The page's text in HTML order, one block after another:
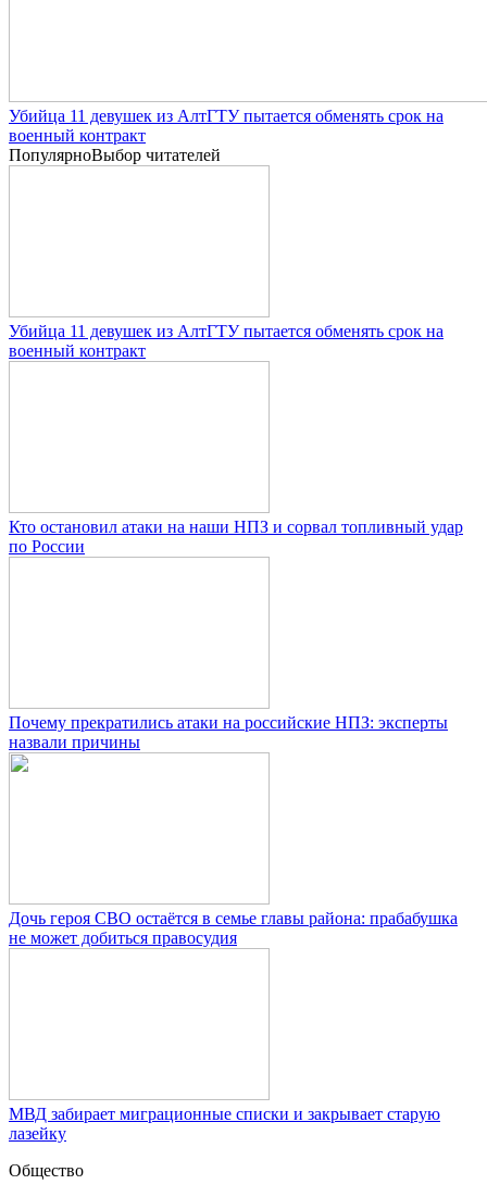
Убийца 11 девушек из АлтГТУ пытается обменять срок на
военный контракт
ПопулярноВыбор читателей
Убийца 11 девушек из АлтГТУ пытается обменять срок на
военный контракт
Кто остановил атаки на наши НПЗ и сорвал топливный удар
по России
Почему прекратились атаки на российские НПЗ: эксперты
назвали причины
Дочь героя СВО остаётся в семье главы района: прабабушка
не может добиться правосудия
МВД забирает миграционные списки и закрывает старую
лазейку
Общество